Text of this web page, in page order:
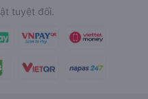
tuyệt đối.